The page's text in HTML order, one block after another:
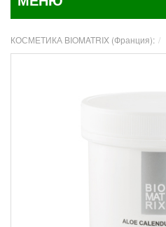
КОСМЕТИКА BIOMATRIX (Франция):